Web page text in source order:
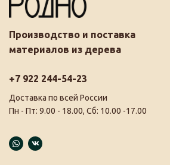
Производство и поставка
материалов из дерева
+7 922 244-54-23
Доставка по всей России
Пн - Пт: 9.00 - 18.00, Сб: 10.00 -17.00